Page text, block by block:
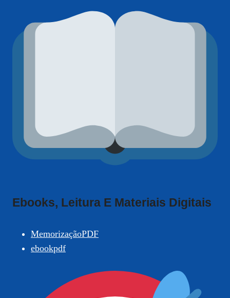
Ebooks, Leitura E Materiais Digitais
MemorizaçãoPDF
ebookpdf